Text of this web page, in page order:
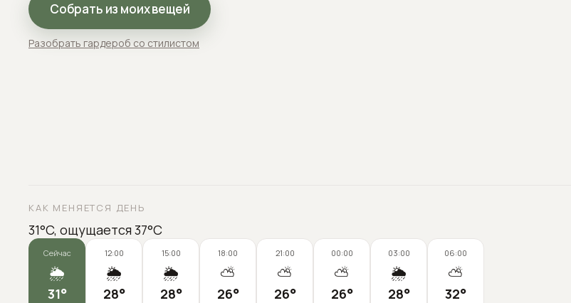
Собрать из моих вещей
Разобрать гардероб со стилистом
КАК МЕНЯЕТСЯ ДЕНЬ
31°C, ощущается 37°C
Сейчас
🌦️
31°
12:00
🌦️
28°
15:00
🌦️
28°
18:00
⛅
26°
21:00
⛅
26°
00:00
⛅
26°
03:00
🌦️
28°
06:00
⛅
32°